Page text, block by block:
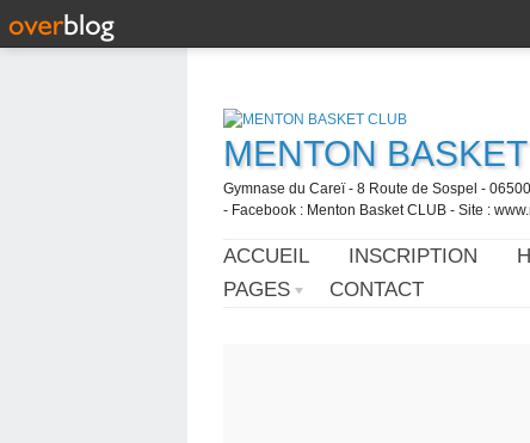
MENTON
Gymnase du Careï - 8 Route de Sospel -
- Facebook : Menton Basket CLUB - Site :
ACCUEIL INSCRIPTION
PAGES
CONTACT